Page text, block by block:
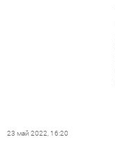
23 май 2022, 16:20